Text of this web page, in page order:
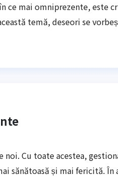
ce mai omniprezente, este
temă, deseori se
Cu toate acestea,
sănătoasă și mai fericită.